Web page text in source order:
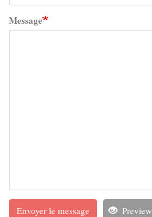
Message
Envoyer le message Preview